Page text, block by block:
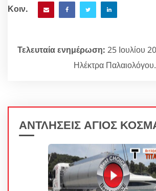
Κοιν.
Τελευταία ενημέρωση: 25 Ιουλίου
Ηλέκτρα Παλαιολόγου.
ΑΝΤΛΗΣΕΙΣ ΑΓΙΟΣ